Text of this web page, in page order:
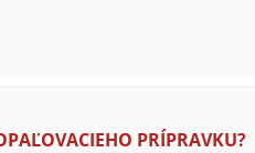
PRÍPRAVKU?